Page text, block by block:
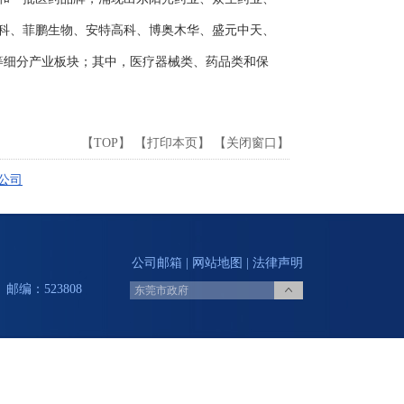
菲鹏生物、安特高科、博奥木华、盛元中天、
分产业板块；其中，医疗器械类、药品类和保
【TOP 】 【打印本页 】 【 关闭窗口 】
司
编：523808
公司邮箱 网站地图 法律声明